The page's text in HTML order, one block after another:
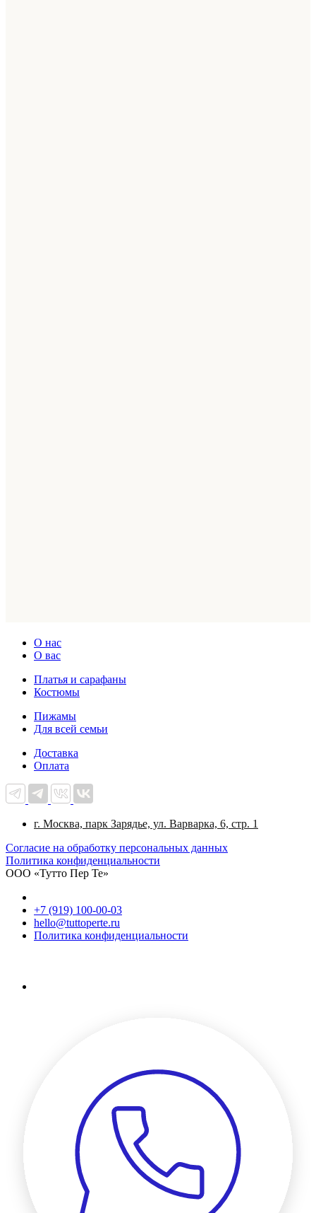
О нас
О вас
Платья и сарафаны
Костюмы
Пижамы
Для всей семьи
Доставка
Оплата
г. Москва, парк Зарядье, ул. Варварка, 6, стр. 1
Cогласие на обработку персональных данных
Политика конфиденциальности
ООО «Тутто Пер Те»
+7 (919) 100-00-03
hello@tuttoperte.ru
Политика конфиденциальности